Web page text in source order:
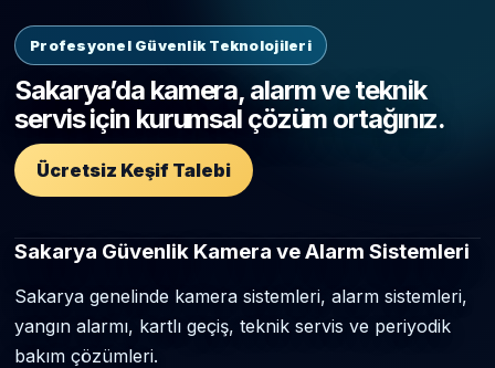
Profesyonel Güvenlik Teknolojileri
Sakarya’da kamera, alarm ve teknik
servis için kurumsal çözüm ortağınız.
Ücretsiz Keşif Talebi
Sakarya Güvenlik Kamera ve Alarm Sistemleri
Sakarya genelinde kamera sistemleri, alarm sistemleri,
yangın alarmı, kartlı geçiş, teknik servis ve periyodik
bakım çözümleri.